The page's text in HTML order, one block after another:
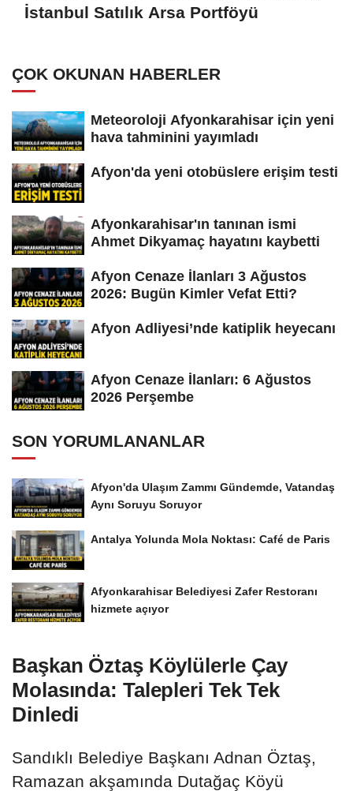
İstanbul Satılık Arsa Portföyü
ÇOK OKUNAN HABERLER
Meteoroloji Afyonkarahisar için yeni
hava tahminini yayımladı
Afyon'da yeni otobüslere erişim testi
Afyonkarahisar'ın tanınan ismi
Ahmet Dikyamaç hayatını kaybetti
Afyon Cenaze İlanları 3 Ağustos
2026: Bugün Kimler Vefat Etti?
Afyon Adliyesi’nde katiplik heyecanı
Afyon Cenaze İlanları: 6 Ağustos
2026 Perşembe
SON YORUMLANANLAR
Afyon'da Ulaşım Zammı Gündemde, Vatandaş
Aynı Soruyu Soruyor
Antalya Yolunda Mola Noktası: Café de Paris
Afyonkarahisar Belediyesi Zafer Restoranı
hizmete açıyor
Başkan Öztaş Köylülerle Çay
Molasında: Talepleri Tek Tek
Dinledi
Sandıklı Belediye Başkanı Adnan Öztaş,
Ramazan akşamında Dutağaç Köyü